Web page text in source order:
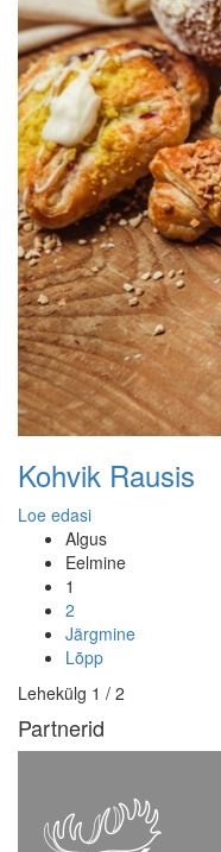
Kohvik Rausis
Loe edasi
Algus
Eelmine
1
2
Järgmine
Lõpp
Lehekülg 1 / 2
Partnerid